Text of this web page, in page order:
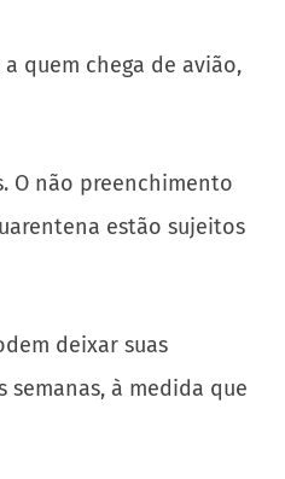
quem chega de avião,
O não preenchimento
estão sujeitos
deixar suas
à medida que